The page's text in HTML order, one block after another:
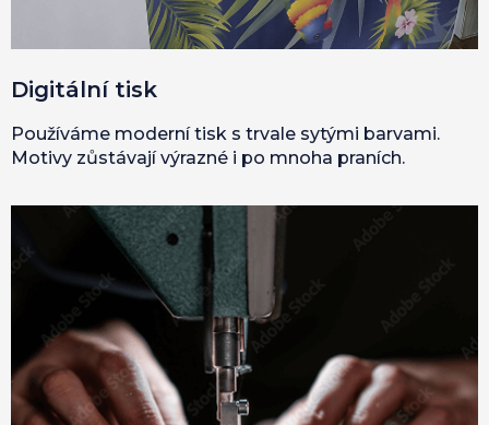
Digitální tisk
Používáme moderní tisk s trvale sytými barvami.
Motivy zůstávají výrazné i po mnoha praních.